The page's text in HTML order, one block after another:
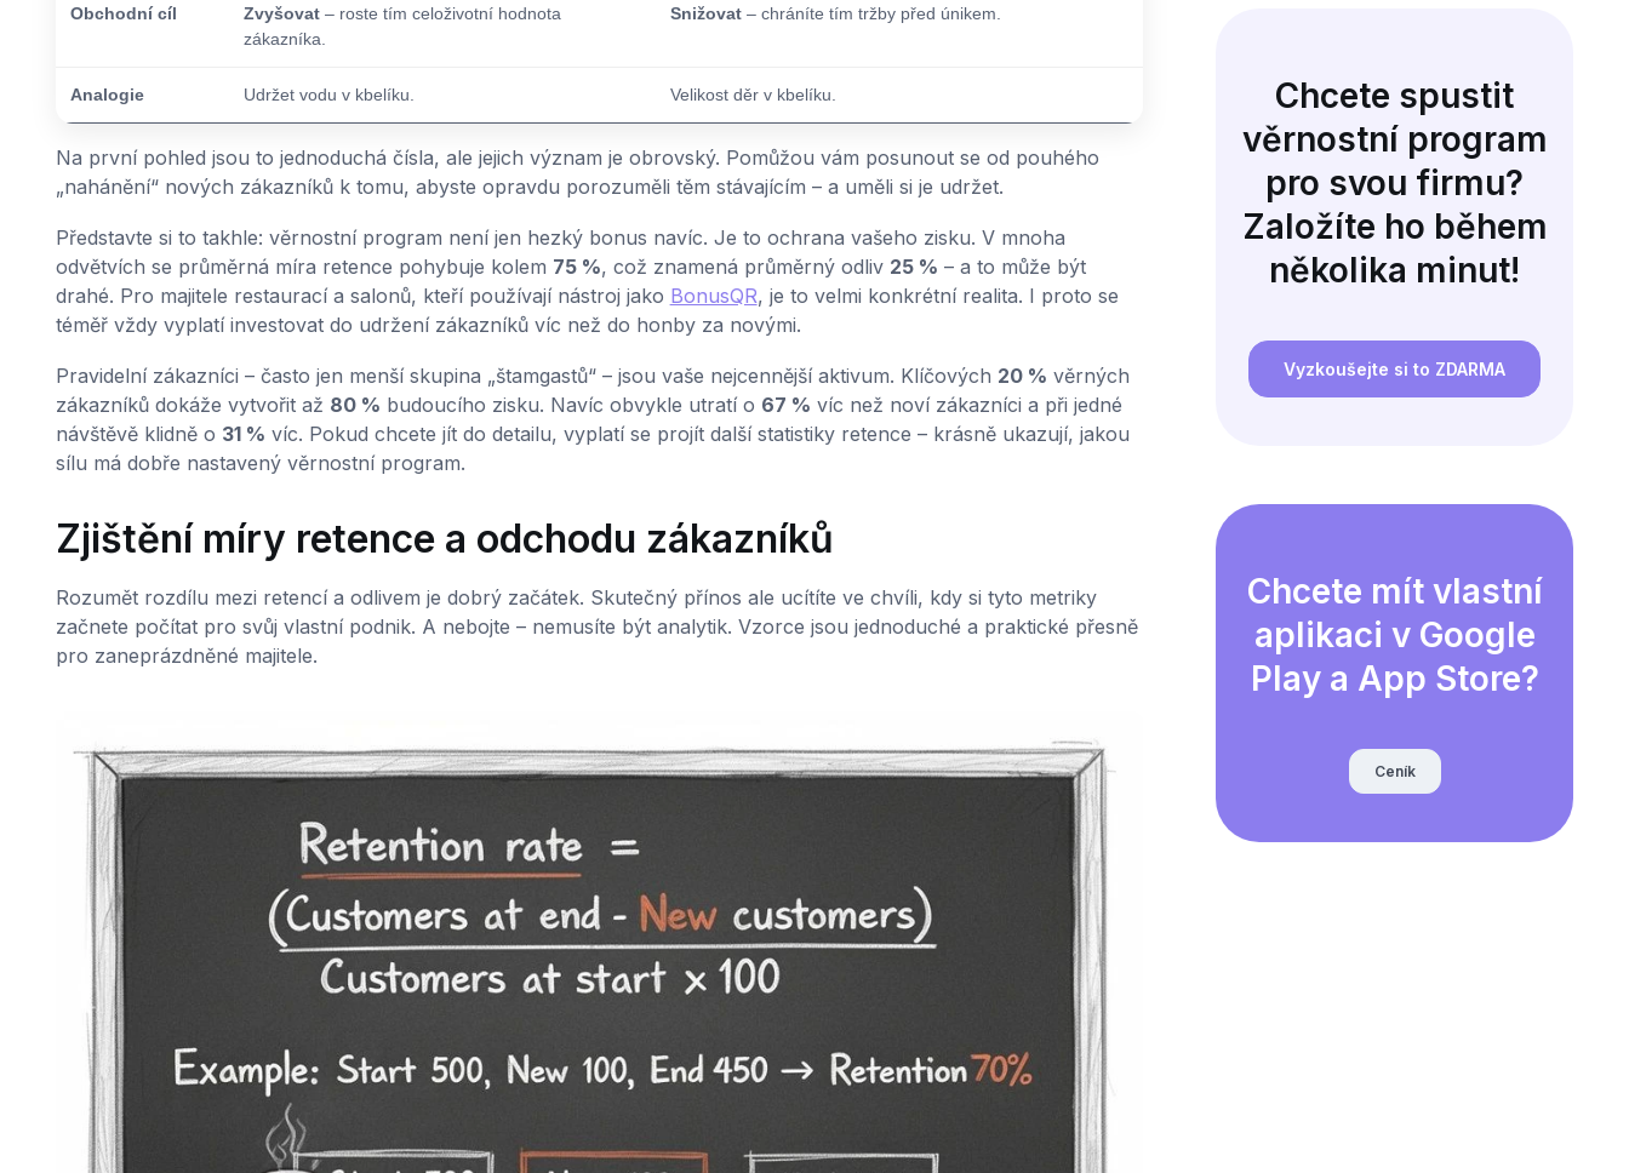
Obchodní cíl Zvyšovat– roste tím celoživotní hodnota
zákazníka.
Snižovat– chráníte tím tržby před únikem.
Analogie Udržet vodu v kbelíku. Velikost děr v kbelíku.
Na první pohled jsou to jednoduchá čísla, ale jejich význam je obrovský. Pomůžou vám posunout se od pouhého
„nahánění“ nových zákazníků k tomu, abyste opravdu porozuměli těm stávajícím – a uměli si je udržet.
Představte si to takhle: věrnostní program není jen hezký bonus navíc. Je to ochrana vašeho zisku. V mnoha
odvětvích se průměrná míra retence pohybuje kolem 75 %, což znamená průměrný odliv 25 % – a to může být
drahé. Pro majitele restaurací a salonů, kteří používají nástroj jako BonusQR, je to velmi konkrétní realita. I proto se
téměř vždy vyplatí investovat do udržení zákazníků víc než do honby za novými.
Pravidelní zákazníci – často jen menší skupina „štamgastů“ – jsou vaše nejcennější aktivum. Klíčových 20 % věrných
zákazníků dokáže vytvořit až 80 % budoucího zisku. Navíc obvykle utratí o 67 % víc než noví zákazníci a při jedné
návštěvě klidně o 31 % víc. Pokud chcete jít do detailu, vyplatí se projít další statistiky retence – krásně ukazují, jakou
sílu má dobře nastavený věrnostní program.
Zjištění míry retence a odchodu zákazníků
Rozumět rozdílu mezi retencí a odlivem je dobrý začátek. Skutečný přínos ale ucítíte ve chvíli, kdy si tyto metriky
začnete počítat pro svůj vlastní podnik. A nebojte – nemusíte být analytik. Vzorce jsou jednoduché a praktické přesně
pro zaneprázdněné majitele.
Chcete spustit
věrnostní program
pro svou firmu?
Založíte ho během
několika minut!
Vyzkoušejte si to ZDARMA
Chcete mít vlastní
aplikaci v Google
Play a App Store?
Ceník